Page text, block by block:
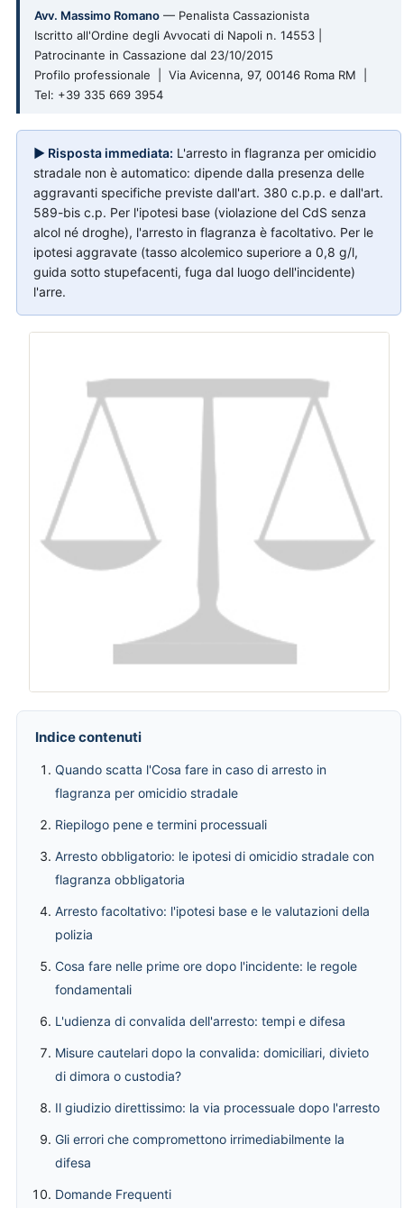
Avv. Massimo Romano — Penalista Cassazionista
Iscritto all'Ordine degli Avvocati di Napoli n. 14553 |
Patrocinante in Cassazione dal 23/10/2015
Profilo professionale | Via Avicenna, 97, 00146 Roma RM |
Tel: +39 335 669 3954
▶ Risposta immediata: L'arresto in flagranza per omicidio
stradale non è automatico: dipende dalla presenza delle
aggravanti specifiche previste dall'art. 380 c.p.p. e dall'art.
589-bis c.p. Per l'ipotesi base (violazione del CdS senza
alcol né droghe), l'arresto in flagranza è facoltativo. Per le
ipotesi aggravate (tasso alcolemico superiore a 0,8 g/l,
guida sotto stupefacenti, fuga dal luogo dell'incidente)
l'arre.
Indice contenuti
Quando scatta l'Cosa fare in caso di arresto in
flagranza per omicidio stradale
Riepilogo pene e termini processuali
Arresto obbligatorio: le ipotesi di omicidio stradale con
flagranza obbligatoria
Arresto facoltativo: l'ipotesi base e le valutazioni della
polizia
Cosa fare nelle prime ore dopo l'incidente: le regole
fondamentali
L'udienza di convalida dell'arresto: tempi e difesa
Misure cautelari dopo la convalida: domiciliari, divieto
di dimora o custodia?
Il giudizio direttissimo: la via processuale dopo l'arresto
Gli errori che compromettono irrimediabilmente la
difesa
Domande Frequenti